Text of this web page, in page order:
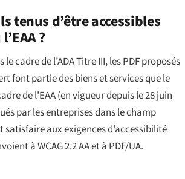
tenus d’être accessibles
?
cadre de l’ADA Titre III, les PDF proposés
font partie des biens et services que le
de l’EAA (en vigueur depuis le 28 juin
par les entreprises dans le champ
aux exigences d’accessibilité
à WCAG 2.2 AA et à PDF/UA.